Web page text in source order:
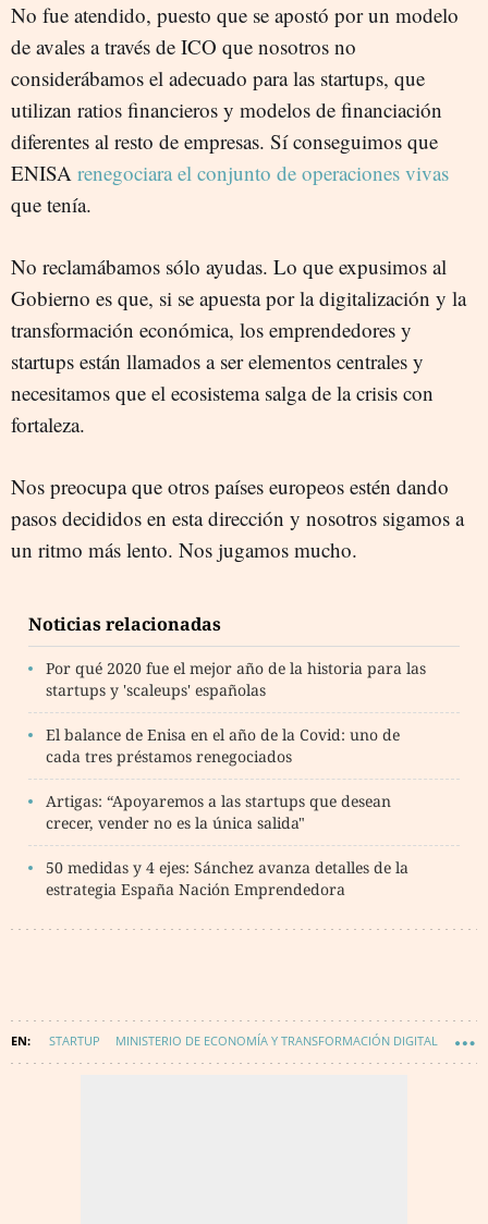
No fue atendido, puesto que se apostó por un modelo
de avales a través de ICO que nosotros no
considerábamos el adecuado para las startups, que
utilizan ratios financieros y modelos de financiación
diferentes al resto de empresas. Sí conseguimos que
ENISA renegociara el conjunto de operaciones vivas
que tenía.
No reclamábamos sólo ayudas. Lo que expusimos al
Gobierno es que, si se apuesta por la digitalización y la
transformación económica, los emprendedores y
startups están llamados a ser elementos centrales y
necesitamos que el ecosistema salga de la crisis con
fortaleza.
Nos preocupa que otros países europeos estén dando
pasos decididos en esta dirección y nosotros sigamos a
un ritmo más lento. Nos jugamos mucho.
Noticias relacionadas
Por qué 2020 fue el mejor año de la historia para las
startups y 'scaleups' españolas
El balance de Enisa en el año de la Covid: uno de
cada tres préstamos renegociados
Artigas: “Apoyaremos a las startups que desean
crecer, vender no es la única salida"
50 medidas y 4 ejes: Sánchez avanza detalles de la
estrategia España Nación Emprendedora
STARTUP MINISTERIO DE ECONOMÍA Y TRANSFORMACIÓN DIGITAL